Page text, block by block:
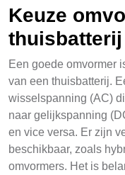
Keuze
thuisbatterij
Een goede omvormer
van een thuisbatterij.
wisselspanning (AC)
naar gelijkspanning
en vice versa. Er zijn
beschikbaar, zoals
omvormers. Het is